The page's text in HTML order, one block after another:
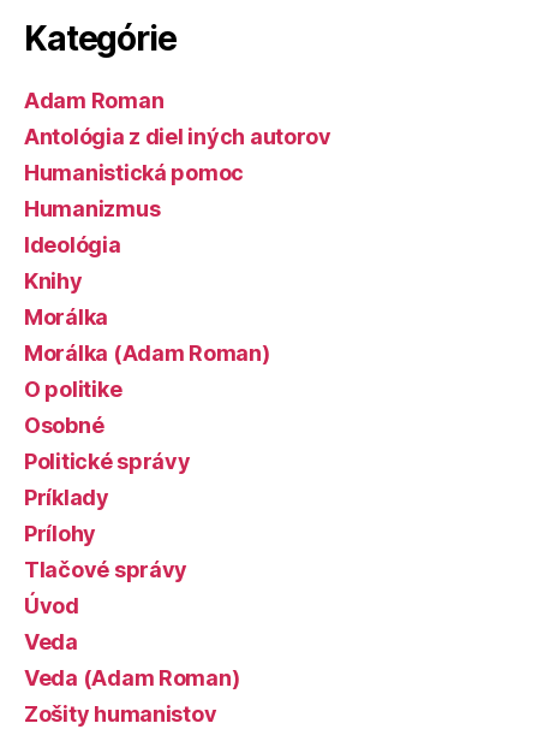
Kategórie
Adam Roman
Antológia z diel iných autorov
Humanistická pomoc
Humanizmus
Ideológia
Knihy
Morálka
Morálka (Adam Roman)
O politike
Osobné
Politické správy
Príklady
Prílohy
Tlačové správy
Úvod
Veda
Veda (Adam Roman)
Zošity humanistov